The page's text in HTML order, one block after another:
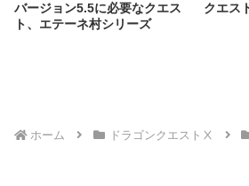
バージョン5.5に必要なクエス
ト、エテーネ村シリーズ
クエス
ホーム ドラゴンクエストⅩ